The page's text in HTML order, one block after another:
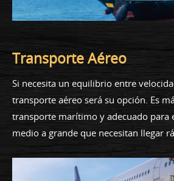
Transporte Aéreo
Si necesita un equilibrio entre
transporte aéreo será su opción. Es
transporte marítimo y adecuado para
medio a grande que necesitan llegar